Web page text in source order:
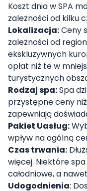
Koszt dnia w SPA
zależności od kilku
Lokalizacja:Ceny
zależności od
ekskluzywnych
opłat niż te w
turystycznych
Rodzaj spa:Spa
przystępne ceny
zapewniają
Pakiet Uasług:
wpływ na ogólną
Czas trwania:
więcej. Niektóre
całodniowe, a
Udogodnienia: